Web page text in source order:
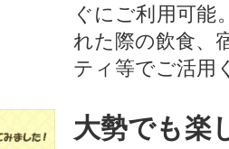
ぐにご利用可能
れた際の飲食、
ティ等でご活用
大勢でも楽